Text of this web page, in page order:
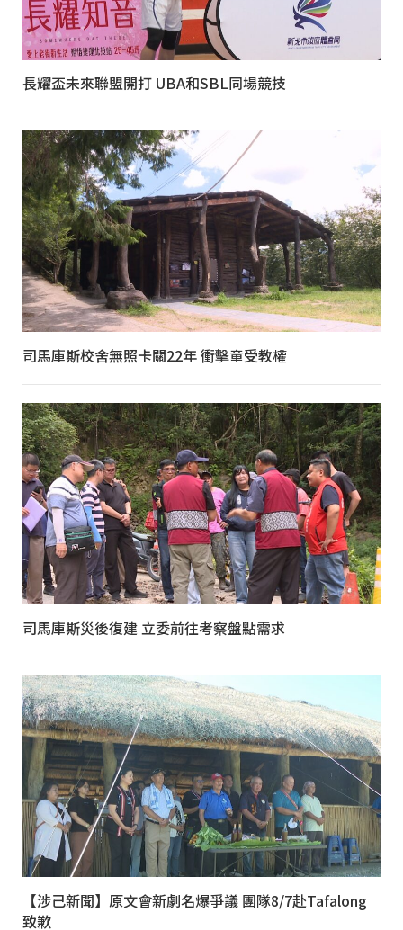
長耀盃未來聯盟開打 UBA和SBL同場競技
司馬庫斯校舍無照卡關22年 衝擊童受教權
司馬庫斯災後復建 立委前往考察盤點需求
【涉己新聞】原文會新劇名爆爭議 團隊8/7赴Tafalong
致歉